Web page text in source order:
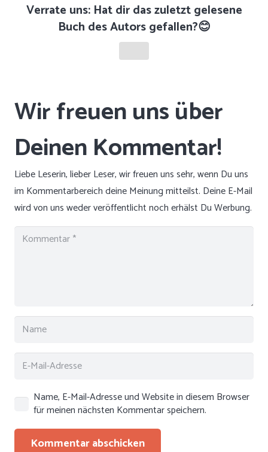
Verrate uns: Hat dir das zuletzt gelesene
Buch des Autors gefallen?😊
Liebe Leserin, lieber Leser, wir freuen uns sehr, wenn Du uns
im Kommentarbereich deine Meinung mitteilst. Deine E-Mail
wird von uns weder veröffentlicht noch erhälst Du Werbung.
Name, E-Mail-Adresse und Website in diesem Browser
für meinen nächsten Kommentar speichern.
Kommentar abschicken